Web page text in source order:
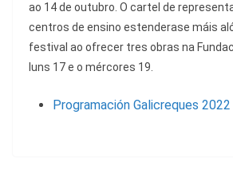
ao 14 de outubro. O cartel de
centros de ensino estenderase máis
festival ao ofrecer tres obras na
luns 17 e o mércores 19.
Programación Galicreques 2022